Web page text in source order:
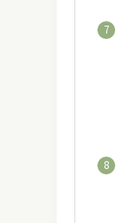
7
8